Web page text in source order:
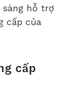
sàng hỗ trợ
cấp của
cấp